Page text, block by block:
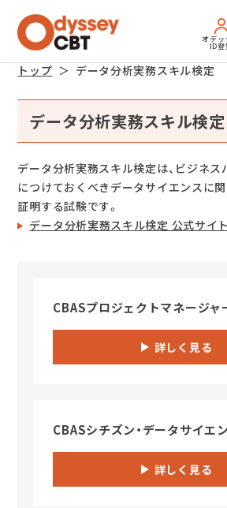
オデッ
ID登
トップ データ分析実務スキル検定
データ分析実務スキル検定
データ分析実務スキル検定は、ビジネ
につけておくべきデータサイエンスに関
証明する試験です。
データ分析実務スキル検定 公式サイト
CBASプロジェクトマネージャ
詳しく見る
CBASシチズン・データサイエ
詳しく見る